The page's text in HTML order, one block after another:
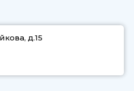
д.15